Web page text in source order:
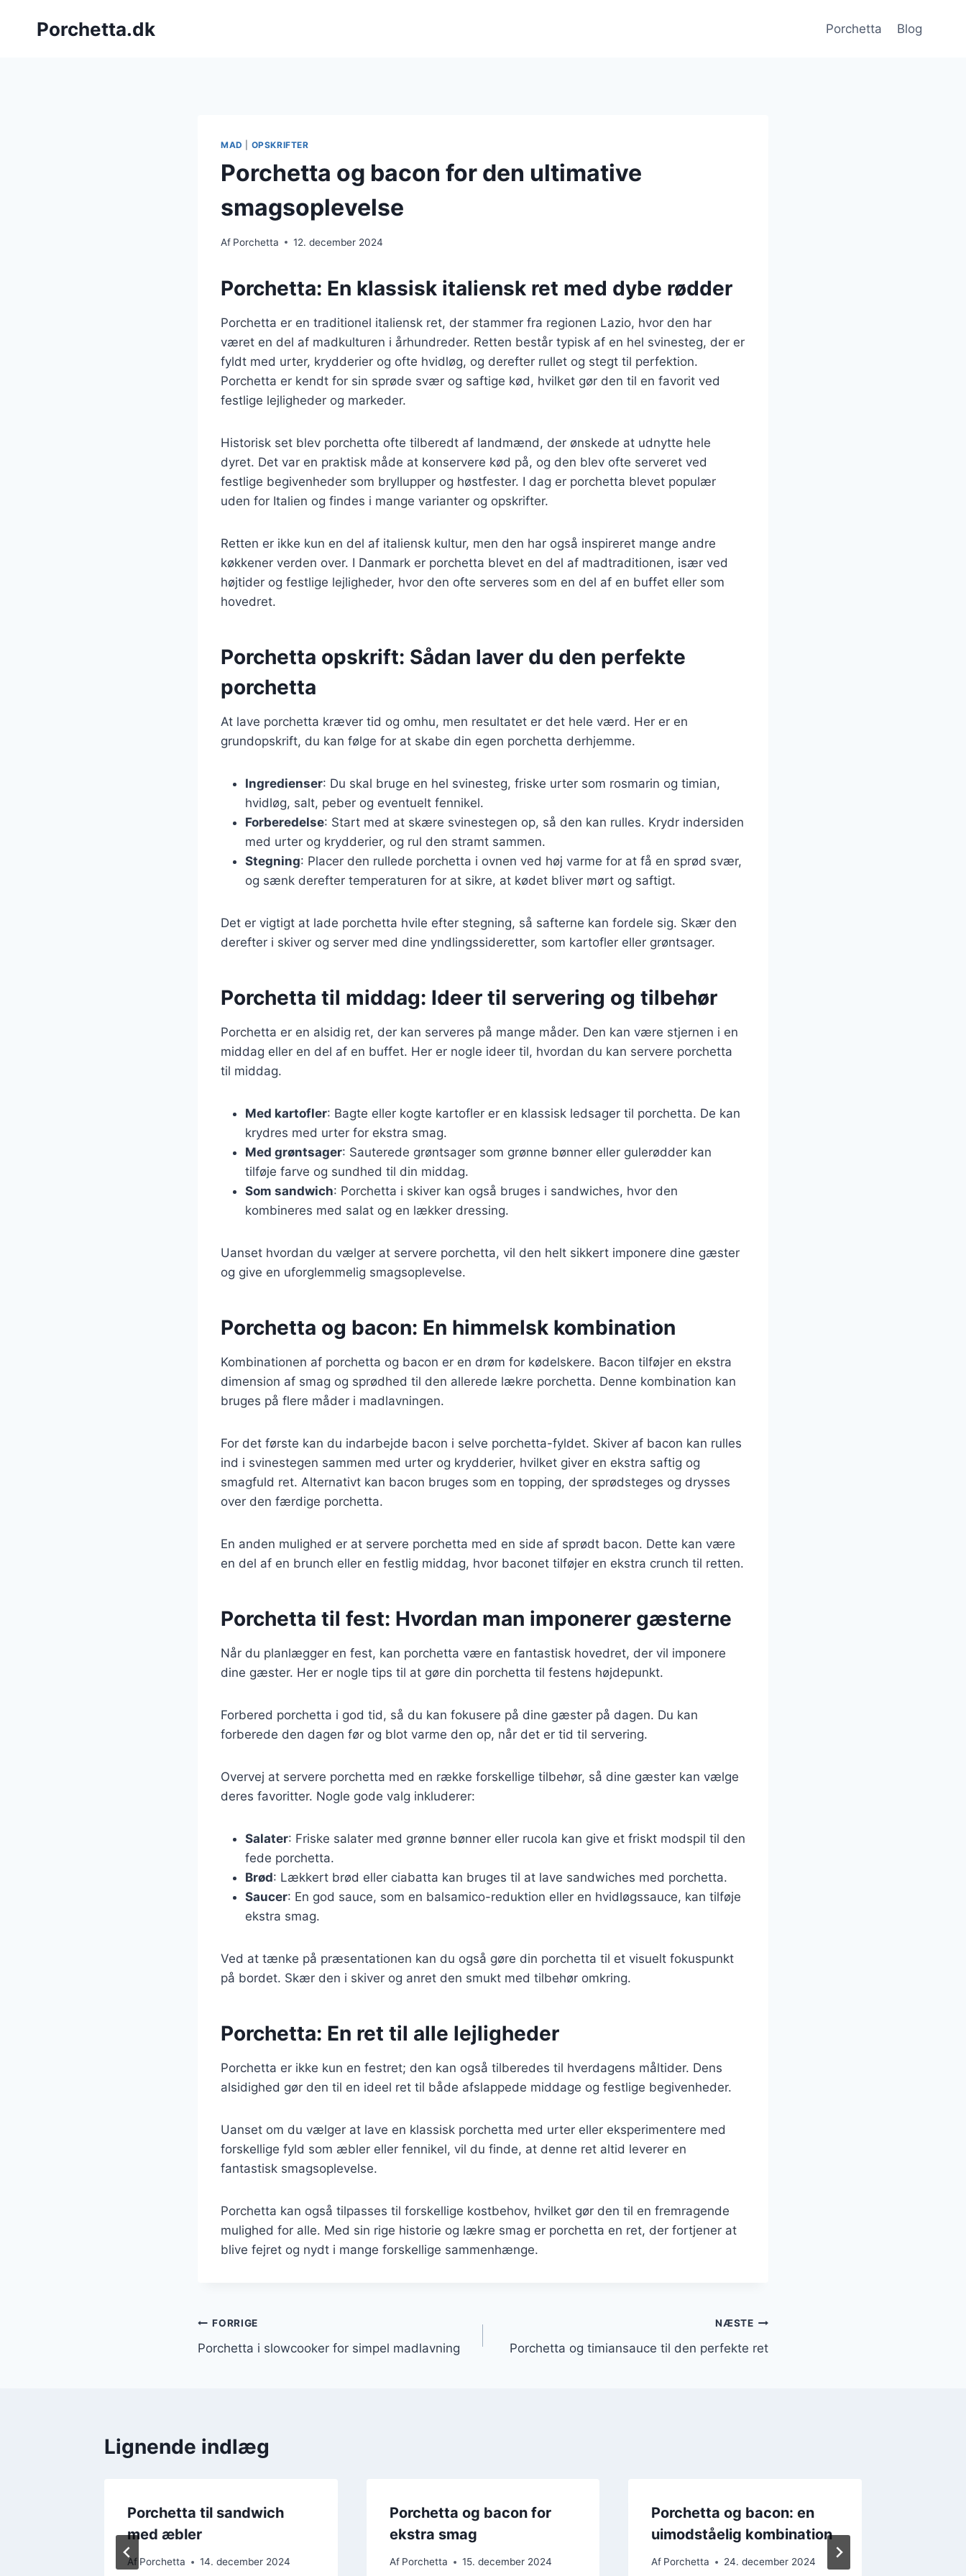
Porchetta.dk Porchetta Blog
MAD OPSKRIFTER
Porchetta og bacon for den ultimative
smagsoplevelse
Af Porchetta 12. december 2024
Porchetta: En klassisk italiensk ret med dybe rødder
Porchetta er en traditionel italiensk ret, der stammer fra regionen Lazio, hvor den har
været en del af madkulturen i århundreder. Retten består typisk af en hel svinesteg, der er
fyldt med urter, krydderier og ofte hvidløg, og derefter rullet og stegt til perfektion.
Porchetta er kendt for sin sprøde svær og saftige kød, hvilket gør den til en favorit ved
festlige lejligheder og markeder.
Historisk set blev porchetta ofte tilberedt af landmænd, der ønskede at udnytte hele
dyret. Det var en praktisk måde at konservere kød på, og den blev ofte serveret ved
festlige begivenheder som bryllupper og høstfester. I dag er porchetta blevet populær
uden for Italien og findes i mange varianter og opskrifter.
Retten er ikke kun en del af italiensk kultur, men den har også inspireret mange andre
køkkener verden over. I Danmark er porchetta blevet en del af madtraditionen, især ved
højtider og festlige lejligheder, hvor den ofte serveres som en del af en buffet eller som
hovedret.
Porchetta opskrift: Sådan laver du den perfekte
porchetta
At lave porchetta kræver tid og omhu, men resultatet er det hele værd. Her er en
grundopskrift, du kan følge for at skabe din egen porchetta derhjemme.
Ingredienser: Du skal bruge en hel svinesteg, friske urter som rosmarin og timian,
hvidløg, salt, peber og eventuelt fennikel.
Forberedelse: Start med at skære svinestegen op, så den kan rulles. Krydr indersiden
med urter og krydderier, og rul den stramt sammen.
Stegning: Placer den rullede porchetta i ovnen ved høj varme for at få en sprød svær,
og sænk derefter temperaturen for at sikre, at kødet bliver mørt og saftigt.
Det er vigtigt at lade porchetta hvile efter stegning, så safterne kan fordele sig. Skær den
derefter i skiver og server med dine yndlingssideretter, som kartofler eller grøntsager.
Porchetta til middag: Ideer til servering og tilbehør
Porchetta er en alsidig ret, der kan serveres på mange måder. Den kan være stjernen i en
middag eller en del af en buffet. Her er nogle ideer til, hvordan du kan servere porchetta
til middag.
Med kartofler: Bagte eller kogte kartofler er en klassisk ledsager til porchetta. De kan
krydres med urter for ekstra smag.
Med grøntsager: Sauterede grøntsager som grønne bønner eller gulerødder kan
tilføje farve og sundhed til din middag.
Som sandwich: Porchetta i skiver kan også bruges i sandwiches, hvor den
kombineres med salat og en lækker dressing.
Uanset hvordan du vælger at servere porchetta, vil den helt sikkert imponere dine gæster
og give en uforglemmelig smagsoplevelse.
Porchetta og bacon: En himmelsk kombination
Kombinationen af porchetta og bacon er en drøm for kødelskere. Bacon tilføjer en ekstra
dimension af smag og sprødhed til den allerede lækre porchetta. Denne kombination kan
bruges på flere måder i madlavningen.
For det første kan du indarbejde bacon i selve porchetta-fyldet. Skiver af bacon kan rulles
ind i svinestegen sammen med urter og krydderier, hvilket giver en ekstra saftig og
smagfuld ret. Alternativt kan bacon bruges som en topping, der sprødsteges og drysses
over den færdige porchetta.
En anden mulighed er at servere porchetta med en side af sprødt bacon. Dette kan være
en del af en brunch eller en festlig middag, hvor baconet tilføjer en ekstra crunch til retten.
Porchetta til fest: Hvordan man imponerer gæsterne
Når du planlægger en fest, kan porchetta være en fantastisk hovedret, der vil imponere
dine gæster. Her er nogle tips til at gøre din porchetta til festens højdepunkt.
Forbered porchetta i god tid, så du kan fokusere på dine gæster på dagen. Du kan
forberede den dagen før og blot varme den op, når det er tid til servering.
Overvej at servere porchetta med en række forskellige tilbehør, så dine gæster kan vælge
deres favoritter. Nogle gode valg inkluderer:
Salater: Friske salater med grønne bønner eller rucola kan give et friskt modspil til den
fede porchetta.
Brød: Lækkert brød eller ciabatta kan bruges til at lave sandwiches med porchetta.
Saucer: En god sauce, som en balsamico-reduktion eller en hvidløgssauce, kan tilføje
ekstra smag.
Ved at tænke på præsentationen kan du også gøre din porchetta til et visuelt fokuspunkt
på bordet. Skær den i skiver og anret den smukt med tilbehør omkring.
Porchetta: En ret til alle lejligheder
Porchetta er ikke kun en festret; den kan også tilberedes til hverdagens måltider. Dens
alsidighed gør den til en ideel ret til både afslappede middage og festlige begivenheder.
Uanset om du vælger at lave en klassisk porchetta med urter eller eksperimentere med
forskellige fyld som æbler eller fennikel, vil du finde, at denne ret altid leverer en
fantastisk smagsoplevelse.
Porchetta kan også tilpasses til forskellige kostbehov, hvilket gør den til en fremragende
mulighed for alle. Med sin rige historie og lækre smag er porchetta en ret, der fortjener at
blive fejret og nydt i mange forskellige sammenhænge.
Indlægsnavigation
FORRIGE
Porchetta i slowcooker for simpel madlavning
NÆSTE
Porchetta og timiansauce til den perfekte ret
Lignende indlæg
Porchetta til sandwich
med æbler
Af Porchetta 14. december 2024
Porchetta og bacon for
ekstra smag
Af Porchetta 15. december 2024
Porchetta og bacon: en
uimodståelig kombination
Af Porchetta 24. december 2024